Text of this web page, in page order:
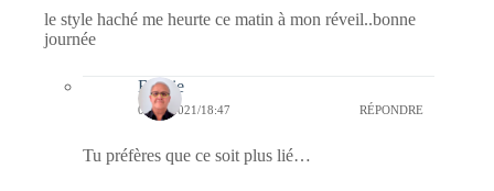
le style haché me heurte ce matin à mon réveil..bonne
journée
Bernie
05/02/2021/18:47 RÉPONDRE
Tu préfères que ce soit plus lié…